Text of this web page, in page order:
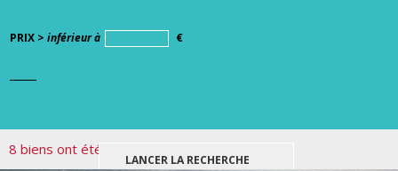
PRIX > inférieur à €
8 biens ont été trouvés pour votre recherche.